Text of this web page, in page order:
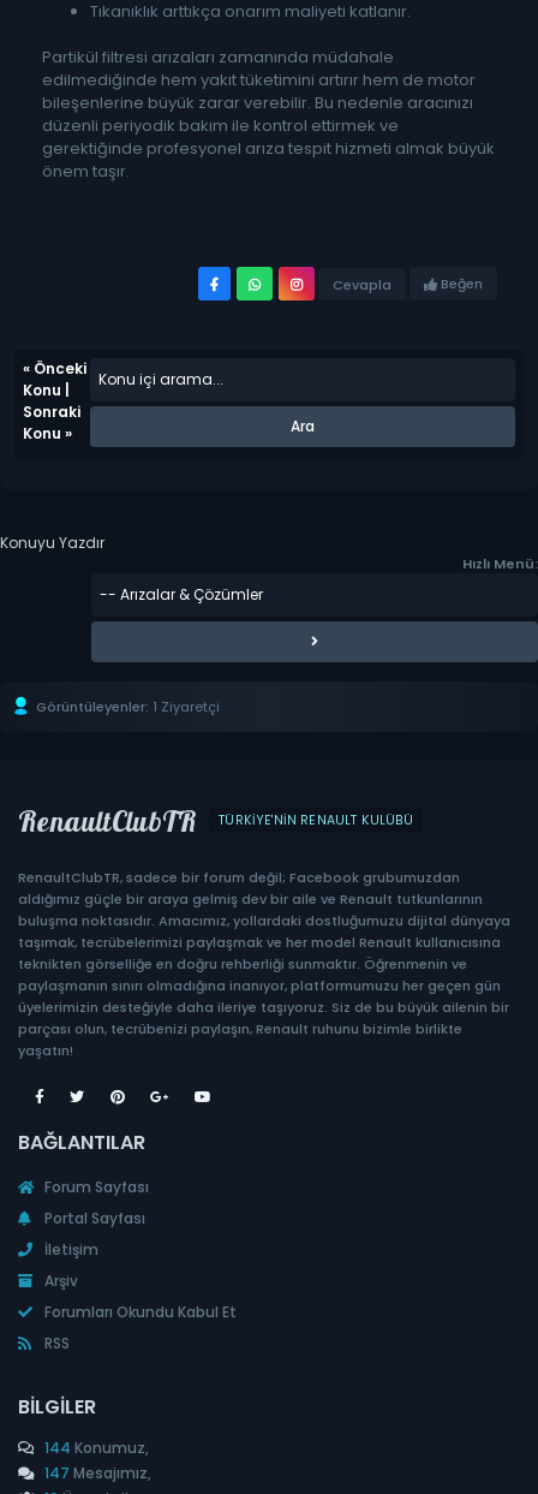
Tıkanıklık arttıkça onarım maliyeti katlanır.
Partikül filtresi arızaları zamanında müdahale
edilmediğinde hem yakıt tüketimini artırır hem de motor
bileşenlerine büyük zarar verebilir. Bu nedenle aracınızı
düzenli periyodik bakım ile kontrol ettirmek ve
gerektiğinde profesyonel arıza tespit hizmeti almak büyük
önem taşır.
Cevapla Beğen
« Önceki
Konu
Sonraki
Konu »
Konuyu Yazdır
Hızlı Menü:
Görüntüleyenler: 1 Ziyaretçi
RenaultClubTR TÜRKIYE'NIN RENAULT KULÜBÜ
RenaultClubTR, sadece bir forum değil; Facebook grubumuzdan
aldığımız güçle bir araya gelmiş dev bir aile ve Renault tutkunlarının
buluşma noktasıdır. Amacımız, yollardaki dostluğumuzu dijital dünyaya
taşımak, tecrübelerimizi paylaşmak ve her model Renault kullanıcısına
teknikten görselliğe en doğru rehberliği sunmaktır. Öğrenmenin ve
paylaşmanın sınırı olmadığına inanıyor, platformumuzu her geçen gün
üyelerimizin desteğiyle daha ileriye taşıyoruz. Siz de bu büyük ailenin bir
parçası olun, tecrübenizi paylaşın, Renault ruhunu bizimle birlikte
yaşatın!
BAĞLANTILAR
Forum Sayfası
Portal Sayfası
İletişim
Arşiv
Forumları Okundu Kabul Et
RSS
BILGILER
144 Konumuz,
147 Mesajımız,